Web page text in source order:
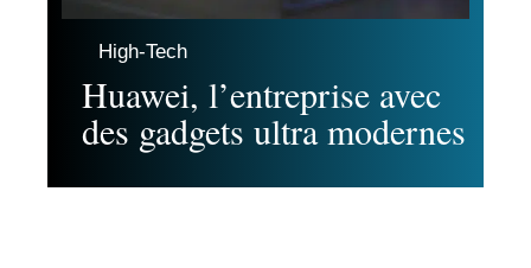
High-Tech
Huawei, l’entreprise avec
des gadgets ultra modernes